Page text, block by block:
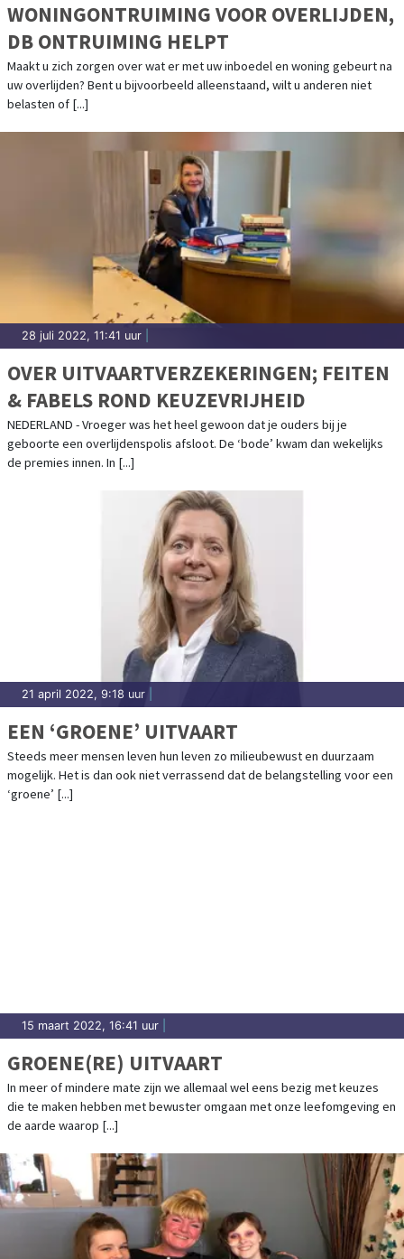
WONINGONTRUIMING VOOR OVERLIJDEN,
DB ONTRUIMING HELPT
Maakt u zich zorgen over wat er met uw inboedel en woning gebeurt na
uw overlijden? Bent u bijvoorbeeld alleenstaand, wilt u anderen niet
belasten of [...]
28 juli 2022, 11:41 uur
OVER UITVAARTVERZEKERINGEN; FEITEN
& FABELS ROND KEUZEVRIJHEID
NEDERLAND - Vroeger was het heel gewoon dat je ouders bij je
geboorte een overlijdenspolis afsloot. De ‘bode’ kwam dan wekelijks
de premies innen. In [...]
21 april 2022, 9:18 uur
EEN ‘GROENE’ UITVAART
Steeds meer mensen leven hun leven zo milieubewust en duurzaam
mogelijk. Het is dan ook niet verrassend dat de belangstelling voor een
‘groene’ [...]
15 maart 2022, 16:41 uur
GROENE(RE) UITVAART
In meer of mindere mate zijn we allemaal wel eens bezig met keuzes
die te maken hebben met bewuster omgaan met onze leefomgeving en
de aarde waarop [...]